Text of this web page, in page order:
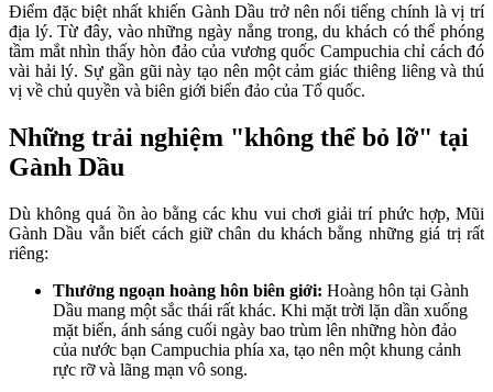
Điểm đặc biệt nhất khiến Gành Dầu trở nên nổi tiếng chính là vị trí
địa lý. Từ đây, vào những ngày nắng trong, du khách có thể phóng
tầm mắt nhìn thấy hòn đảo của vương quốc Campuchia chỉ cách đó
vài hải lý. Sự gần gũi này tạo nên một cảm giác thiêng liêng và thú
vị về chủ quyền và biên giới biển đảo của Tổ quốc.
Những trải nghiệm "không thể bỏ lỡ" tại
Gành Dầu
Dù không quá ồn ào bằng các khu vui chơi giải trí phức hợp, Mũi
Gành Dầu vẫn biết cách giữ chân du khách bằng những giá trị rất
riêng:
Thưởng ngoạn hoàng hôn biên giới: Hoàng hôn tại Gành
Dầu mang một sắc thái rất khác. Khi mặt trời lặn dần xuống
mặt biển, ánh sáng cuối ngày bao trùm lên những hòn đảo
của nước bạn Campuchia phía xa, tạo nên một khung cảnh
rực rỡ và lãng mạn vô song.